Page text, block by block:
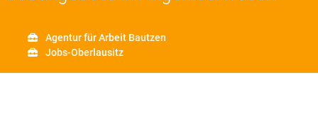
Agentur für Arbeit Bautzen
Jobs-Oberlausitz